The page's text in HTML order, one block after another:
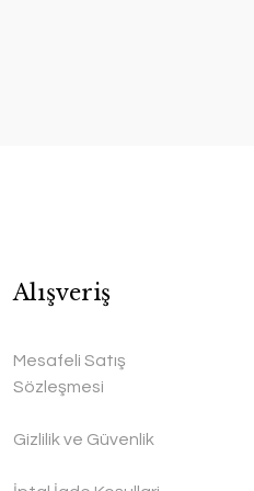
Alışveriş
Mesafeli Satış
Sözleşmesi
Gizlilik ve Güvenlik